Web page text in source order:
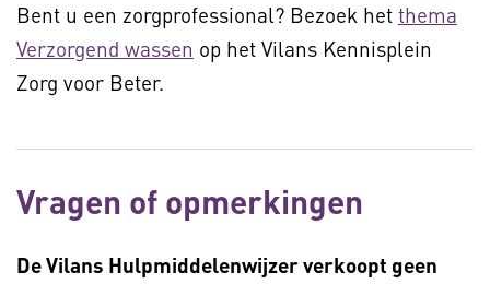
Bent u een zorgprofessional? Bezoek het thema
Verzorgend wassen op het Vilans Kennisplein
Zorg voor Beter.
Vragen of opmerkingen
De Vilans Hulpmiddelenwijzer verkoopt geen